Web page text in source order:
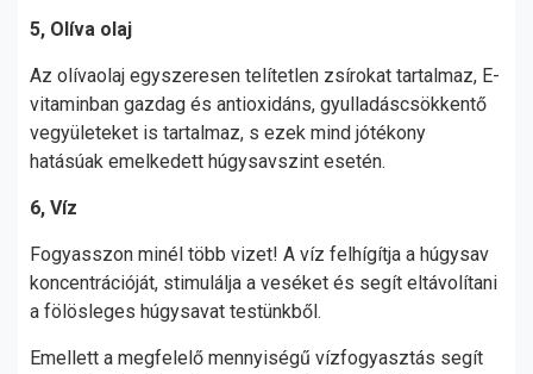
5, Olíva olaj
Az olívaolaj egyszeresen telítetlen zsírokat tartalmaz, E-
vitaminban gazdag és antioxidáns, gyulladáscsökkentő
vegyületeket is tartalmaz, s ezek mind jótékony
hatásúak emelkedett húgysavszint esetén.
6, Víz
Fogyasszon minél több vizet! A víz felhígítja a húgysav
koncentrációját, stimulálja a veséket és segít eltávolítani
a fölösleges húgysavat testünkből.
Emellett a megfelelő mennyiségű vízfogyasztás segít